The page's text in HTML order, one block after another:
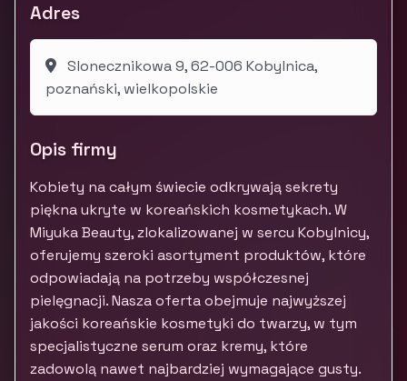
Adres
Slonecznikowa 9, 62-006 Kobylnica,
poznański, wielkopolskie
Opis firmy
Kobiety na całym świecie odkrywają sekrety
piękna ukryte w koreańskich kosmetykach. W
Miyuka Beauty, zlokalizowanej w sercu Kobylnicy,
oferujemy szeroki asortyment produktów, które
odpowiadają na potrzeby współczesnej
pielęgnacji. Nasza oferta obejmuje najwyższej
jakości koreańskie kosmetyki do twarzy, w tym
specjalistyczne serum oraz kremy, które
zadowolą nawet najbardziej wymagające gusty.